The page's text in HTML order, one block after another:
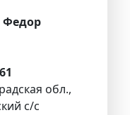
Федор
обл.,
с/с